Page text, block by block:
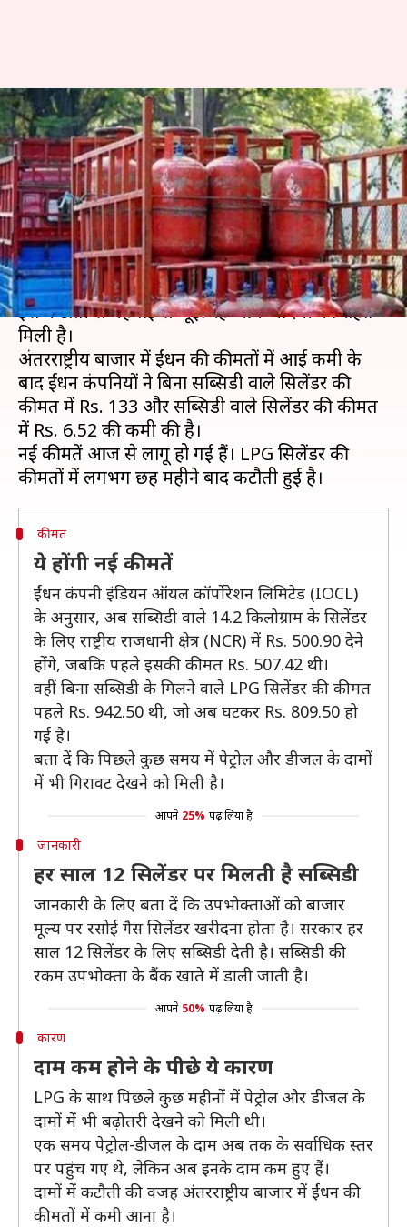
महंगाई से राहतः छह महीने बाद कम
हुए LPG सिलेंडर के दाम, जानिये नई
कीमत
लेखन प्रमोद कुमार Dec 01, 2018 12:15 pm
क्या है खबर?
घरेलू कुकिंग गैस LPGकी कीमतों में कटौती की गई है।
इस कटौती से महंगाई से जूझ रहे आम आदमी को राहत
मिली है।
अंतरराष्ट्रीय बाजार में ईंधन की कीमतों में आई कमी के
बाद ईंधन कंपनियों ने बिना सब्सिडी वाले सिलेंडर की
कीमत में Rs. 133 और सब्सिडी वाले सिलेंडर की कीमत
में Rs. 6.52 की कमी की है।
नई कीमतें आज से लागू हो गई हैं। LPG सिलेंडर की
कीमत
ये होंगी नई कीमतें
ईंधन कंपनी इंडियन ऑयल कॉर्पोरेशन लिमिटेड (IOCL)
के अनुसार, अब सब्सिडी वाले 14.2 किलोग्राम के सिलेंडर
के लिए राष्ट्रीय राजधानी क्षेत्र (NCR) में Rs. 500.90 देने
होंगे, जबकि पहले इसकी कीमत Rs. 507.42 थी।
वहीं बिना सब्सिडी के मिलने वाले LPG सिलेंडर की कीमत
पहले Rs. 942.50 थी, जो अब घटकर Rs. 809.50 हो
गई है।
बता दें कि पिछले कुछ समय में पेट्रोल और डीजल के दामों
में भी गिरावट देखने को मिली है।
आपने 25% पढ़ लिया है
जानकारी
हर साल 12 सिलेंडर पर मिलती है सब्सिडी
जानकारी के लिए बता दें कि उपभोक्ताओं को बाजार
मूल्य पर रसोई गैस सिलेंडर खरीदना होता है। सरकार हर
साल 12 सिलेंडर के लिए सब्सिडी देती है। सब्सिडी की
रकम उपभोक्ता के बैंक खाते में डाली जाती है।
आपने 50% पढ़ लिया है
कारण
दाम कम होने के पीछे ये कारण
LPG के साथ पिछले कुछ महीनों में पेट्रोल और डीजल के
दामों में भी बढ़ोतरी देखने को मिली थी।
एक समय पेट्रोल-डीजल के दाम अब तक के सर्वाधिक स्तर
पर पहुंच गए थे, लेकिन अब इनके दाम कम हुए हैं।
दामों में कटौती की वजह अंतरराष्ट्रीय बाजार में ईंधन की
कीमतों में कमी आना है।